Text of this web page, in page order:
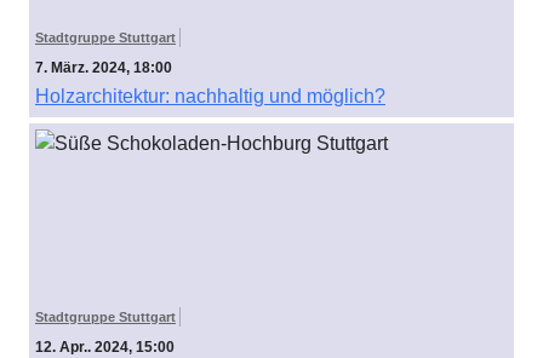
Stadtgruppe Stuttgart
7. März. 2024, 18:00
Holzarchitektur: nachhaltig und möglich?
Stadtgruppe Stuttgart
12. Apr.. 2024, 15:00